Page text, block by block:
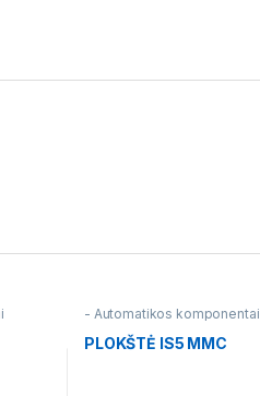
- Automatikos komponentai
PLOKŠTĖ IS5 MMC